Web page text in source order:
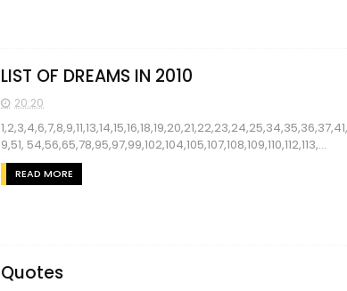
LIST OF DREAMS IN 2010
20:20
9,51, 54,56,65,78,95,97,99,102,104,105,107,108,109,110,112,113,...
READ MORE
Quotes